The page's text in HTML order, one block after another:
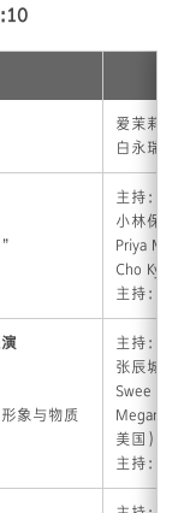
爱茉莉太
白永瑞（
主持：金
小林保雄
Priya
Cho
主持：李
象与物质
主持：
张辰城（
Swee Lin
Megan
美国）
主持：金